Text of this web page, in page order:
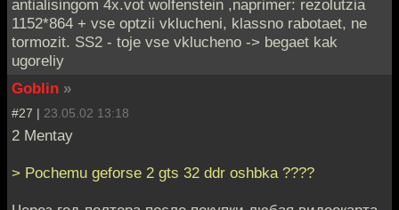
antialisingom 4x.vot wolfenstein ,naprimer: rezolutzia
1152*864 + vse optzii vklucheni, klassno rabotaet, ne
tormozit. SS2 - toje vse vklucheno -> begaet kak
ugoreliy
Goblin »
#27 | 23.05.02 13:18
2 Mentay
> Pochemu geforse 2 gts 32 ddr oshbka ????